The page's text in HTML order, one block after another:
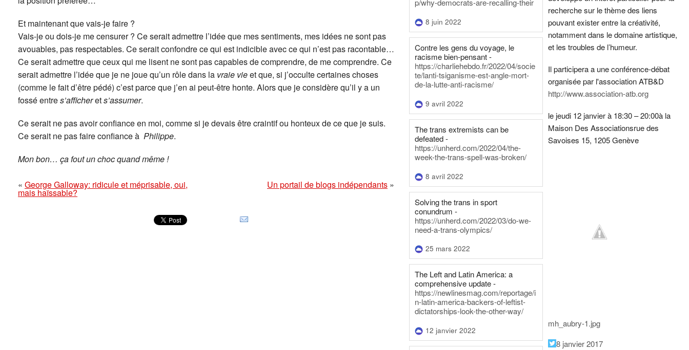
Et maintenant que vais-je faire ?
Vais-je ou dois-je me censurer ? Ce serait admettre l’idée que mes sentiments, mes idées ne sont pas
avouables, pas respectables. Ce serait confondre ce qui est indicible avec ce qui n’est pas racontable…
Ce serait admettre que ceux qui me lisent ne sont pas capables de comprendre, de me comprendre. Ce
serait admettre l’idée que je ne joue qu’un rôle dans la vraie vieet que, si j’occulte certaines choses
(comme le fait d’être pédé) c’est parce que j’en ai peut-être honte. Alors que je considère qu’il y a un
fossé entres’afficherets’assumer.
Ce serait ne pas avoir confiance en moi, comme si je devais être craintif ou honteux de ce que je suis.
Ce serait ne pas faire confiance à Philippe.
Mon bon… ça fout un choc quand même !
« George Galloway: ridicule et méprisable, oui,
mais haïssable?
Un portail de blogs indépendants»
p/why-democrats-are-recalling-their
8 juin 2022
Contre les gens du voyage, le
racisme bien-pensant -
https://charliehebdo.fr/2022/04/socie
te/lanti-tsiganisme-est-angle-mort-
de-la-lutte-anti-racisme/
9 avril 2022
The trans extremists can be
defeated -
https://unherd.com/2022/04/the-
week-the-trans-spell-was-broken/
8 avril 2022
Solving the trans in sport
conundrum -
https://unherd.com/2022/03/do-we-
need-a-trans-olympics/
25 mars 2022
The Left and Latin America: a
comprehensive update -
https://newlinesmag.com/reportage/i
n-latin-america-backers-of-leftist-
dictatorships-look-the-other-way/
12 janvier 2022
recherche sur le thème des liens
pouvant exister entre la créativité,
notamment dans le domaine artistique,
et les troubles de l’humeur.
Il participera a une conférence-débat
organisée par l'association ATB&D
http://www.association-atb.org
le jeudi 12 janvier à 18:30 – 20:00à la
Maison Des Associationsrue des
Savoises 15, 1205 Genève
mh_aubry-1.jpg
8 janvier 2017